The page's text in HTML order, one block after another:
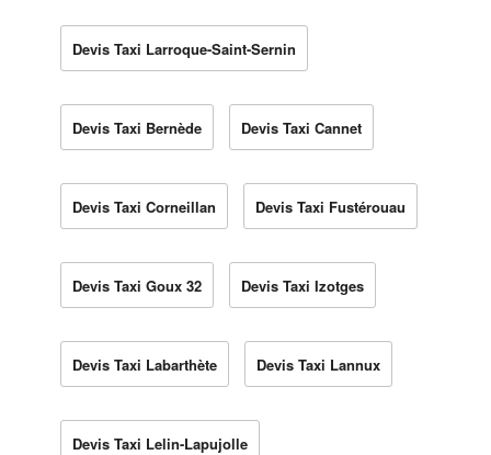
Devis Taxi Larroque-Saint-Sernin
Devis Taxi Bernède Devis Taxi Cannet
Devis Taxi Corneillan Devis Taxi Fustérouau
Devis Taxi Goux 32 Devis Taxi Izotges
Devis Taxi Labarthète Devis Taxi Lannux
Devis Taxi Lelin-Lapujolle